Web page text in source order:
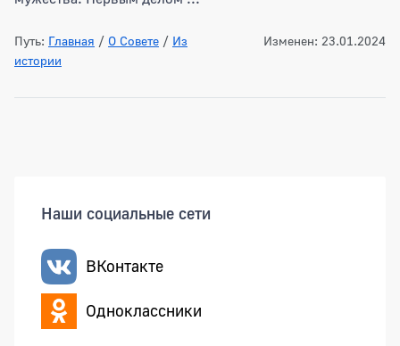
Путь: Главная / О Совете / Из
истории
Изменен: 23.01.2024
Наши социальные сети
ВКонтакте
Одноклассники